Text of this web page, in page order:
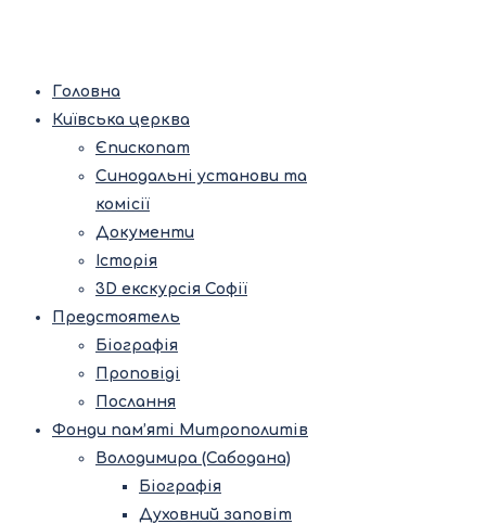
Головна
Київська церква
Єпископат
Синодальні установи та
комісії
Документи
Історія
3D екскурсія Софії
Предстоятель
Біографія
Проповіді
Послання
Фонди пам’яті Митрополитів
Володимира (Сабодана)
Біографія
Духовний заповіт